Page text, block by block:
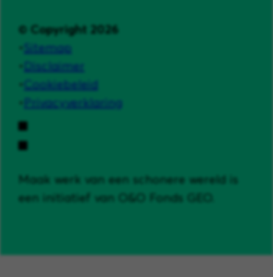
© Copyright 2026
Sitemap
Disclaimer
Cookiebeleid
Privacyverklaring
Maak werk van een schonere wereld is
een initiatief van O&O Fonds GEO.